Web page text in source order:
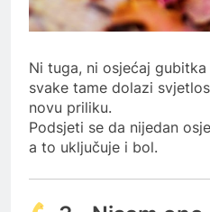
Ni tuga, ni osjećaj
svake tame dolazi
novu priliku.
Podsjeti se da nijedan
a to uključuje i bol.